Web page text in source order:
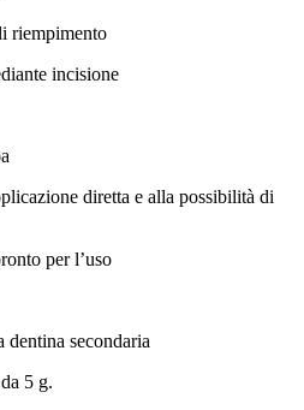
riempimento
incisione
diretta e alla possibilità di
per l’uso
dentina secondaria
5 g.